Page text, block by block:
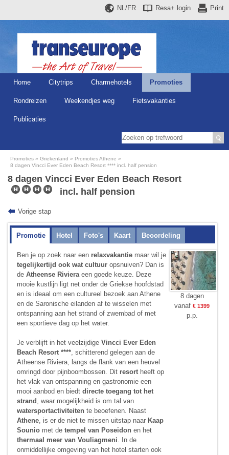
Print
Resa+ login
NL/FR
Home Citytrips Charmehotels Promoties
Rondreizen Weekendjes weg Fietsvakanties
Publicaties
Promoties Griekenland
Promoties Athene
8 dagen Vincci Ever Eden Beach Resort **** incl. half pension
8 dagen Vincci Ever Eden Beach Resort
incl. half pension
Vorige stap
Promotie Hotel Foto's Kaart Beoordeling
Ben je op zoek naar een relaxvakantie maar wil je
tegelijkertijd ook wat cultuur opsnuiven? Dan is
deAtheense Rivieraeen goede keuze. Deze
mooie kustlijn ligt net onder de Griekse hoofdstad
en is ideaal om een cultureel bezoek aan Athene
en de Saronische eilanden af te wisselen met
ontspanning aan het strand of zwembad of met
een sportieve dag op het water.
Je verblijft in het veelzijdigeVincci Ever Eden
Beach Resort ****, schitterend gelegen aan de
Atheense Riviera, langs de flank van een heuvel
omringd door pijnboombossen. Dit resort heeft op
het vlak van ontspanning en gastronomie een
mooi aanbod en biedt directe toegang tot het
strand , waar mogelijkheid is om tal van
watersportactiviteitente beoefenen. Naast
Athene, is er de niet te missen uitstap naar Kaap
Sounio met detempel van Poseidon en het
thermaal meer van Vouliagmeni. In de
onmiddellijke omgeving van het hotel starten ook
8 dagen
vanaf€ 1399
p.p.